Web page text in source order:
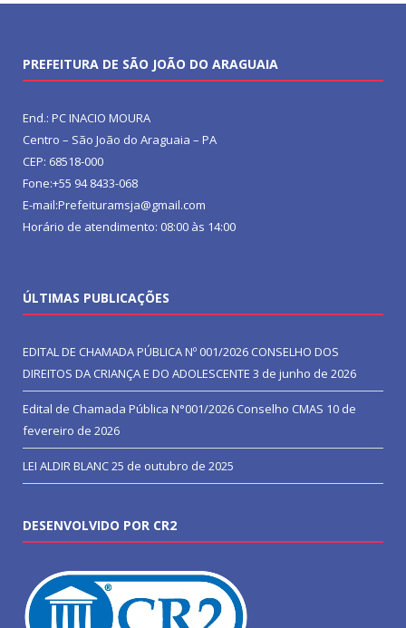
PREFEITURA DE SÃO JOÃO DO ARAGUAIA
End.: PC INACIO MOURA
Centro – São João do Araguaia – PA
CEP: 68518-000
Fone:+55 94 8433-068
E-mail:Prefeituramsja@gmail.com
Horário de atendimento: 08:00 às 14:00
ÚLTIMAS PUBLICAÇÕES
EDITAL DE CHAMADA PÚBLICA Nº 001/2026 CONSELHO DOS
DIREITOS DA CRIANÇA E DO ADOLESCENTE 3 de junho de 2026
Edital de Chamada Pública N°001/2026 Conselho CMAS 10 de
fevereiro de 2026
LEI ALDIR BLANC25 de outubro de 2025
DESENVOLVIDO POR CR2